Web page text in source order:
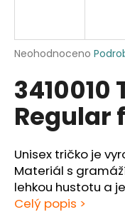
Průměrné
produktu
je
0,0
hvězdiček.
Neohodnoceno
3410010
Regular
Unisex tričko je
Materiál s
lehkou hustotu a
Celý popis >
j
í
?